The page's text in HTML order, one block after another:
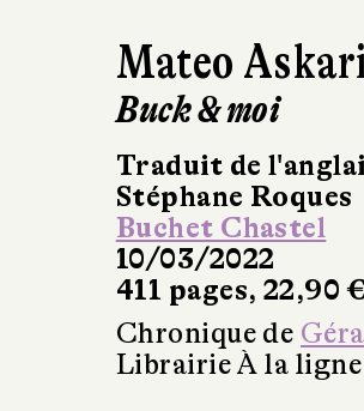
Mateo
Buck & moi
Traduit de
Stéphane Roques
Buchet Chastel
10/03/2022
411 pages, 22,90 €
Chronique de
Librairie À la